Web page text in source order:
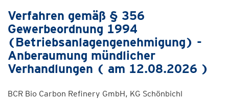
Verfahren gemäß § 356
Gewerbeordnung 1994
(Betriebsanlagengenehmigung) -
Anberaumung mündlicher
Verhandlungen ( am 12.08.2026 )
BCR Bio Carbon Refinery GmbH, KG Schönbichl